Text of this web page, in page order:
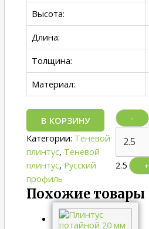
Высота:
Длина:
Толщина:
Материал:
-
2.5 +
В КОРЗИНУ
Категории: Теневой
плинтус, Теневой
плинтус, Русский
профиль
Похожие товары